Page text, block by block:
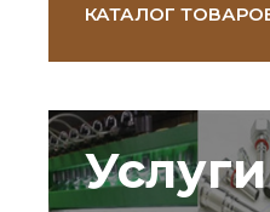
КАТАЛОГ
Услуги